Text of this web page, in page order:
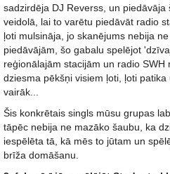
sadzirdēja DJ Reverss, un
veidolā, lai to varētu piedāvāt radio
ļoti mulsināja, jo skanējums nebija
piedāvājām, šo gabalu spelējot
reģionālajām stacijām un radio
dziesma pēkšņi visiem ļoti, ļoti
vairāk...
Šis konkrētais singls mūsu grupas
tāpēc nebija ne mazāko šaubu, ka
iespēlēta tā, kā mēs to jūtam un
brīža domāšanu.